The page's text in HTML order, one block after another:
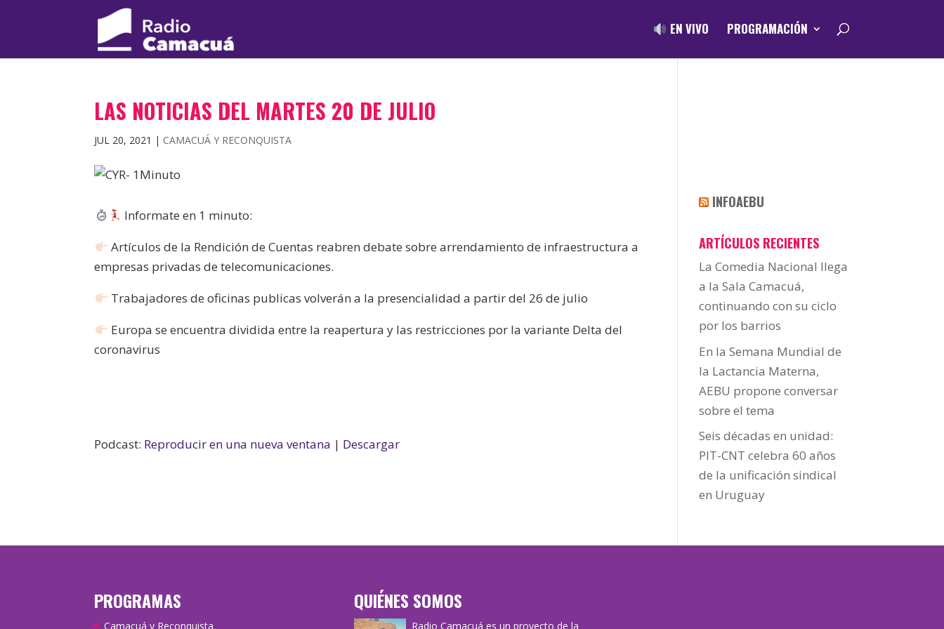
EN VIVO PROGRAMACIÓN
LAS NOTICIAS DEL MARTES 20 DE JULIO
JUL 20, 2021 | CAMACUÁ Y RECONQUISTA
Informate en 1 minuto:
Artículos de la Rendición de Cuentas reabren debate sobre arrendamiento de infraestructura a
empresas privadas de telecomunicaciones.
Trabajadores de oficinas publicas volverán a la presencialidad a partir del 26 de julio
Europa se encuentra dividida entre la reapertura y las restricciones por la variante Delta del
coronavirus
Podcast: Reproducir en una nueva ventana | Descargar
INFOAEBU
ARTÍCULOS RECIENTES
La Comedia Nacional llega
a la Sala Camacuá,
continuando con su ciclo
por los barrios
En la Semana Mundial de
la Lactancia Materna,
AEBU propone conversar
sobre el tema
Seis décadas en unidad:
PIT-CNT celebra 60 años
de la unificación sindical
en Uruguay
PROGRAMAS
Camacuá y Reconquista
QUIÉNES SOMOS
Radio Camacuá es un proyecto de la